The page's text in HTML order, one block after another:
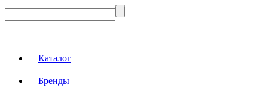
Каталог
Бренды